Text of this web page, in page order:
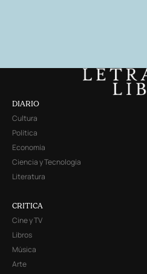
DIARIO
Cultura
Política
Economía
Ciencia y Tecnología
Literatura
CRITICA
Cine y TV
Libros
Música
Arte